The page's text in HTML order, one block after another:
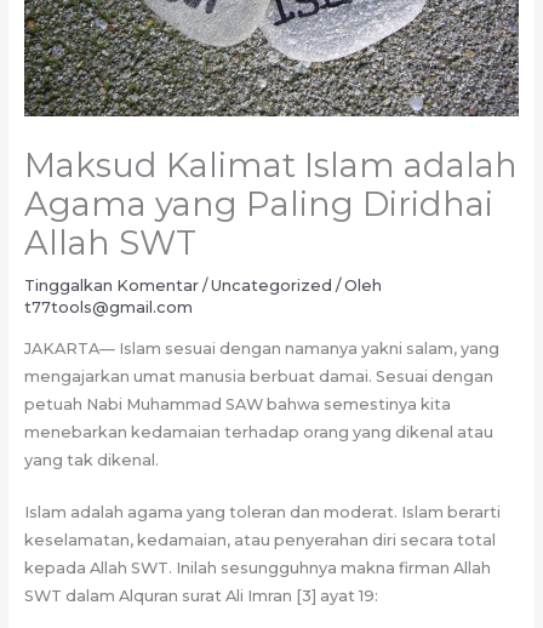
Maksud Kalimat Islam adalah
Agama yang Paling Diridhai
Allah SWT
Tinggalkan Komentar /Uncategorized / Oleh
t77tools@gmail.com
JAKARTA— Islam sesuai dengan namanya yakni salam, yang
mengajarkan umat manusia berbuat damai. Sesuai dengan
petuah Nabi Muhammad SAW bahwa semestinya kita
menebarkan kedamaian terhadap orang yang dikenal atau
yang tak dikenal.
Islam adalah agama yang toleran dan moderat. Islam berarti
keselamatan, kedamaian, atau penyerahan diri secara total
kepada Allah SWT. Inilah sesungguhnya makna firman Allah
SWT dalam Alquran surat Ali Imran [3] ayat 19: